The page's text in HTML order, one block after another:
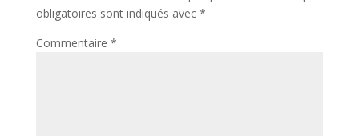
obligatoires sont indiqués avec *
Commentaire *